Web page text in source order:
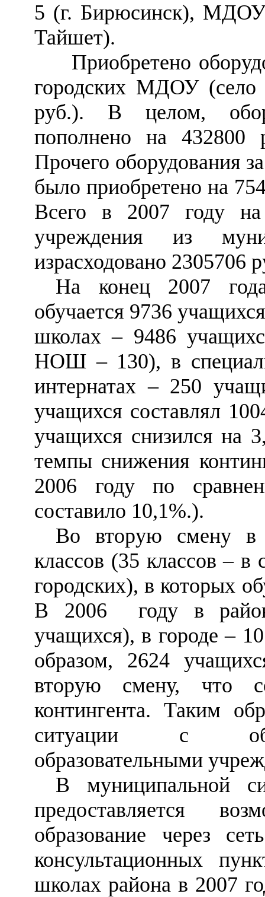
5 (г. Бирюсинск),
Тайшет).
Приобретено
городских МДОУ
руб.). В целом,
пополнено на
Прочего оборудования
было приобретено на
Всего в 2007 году на
учреждения из
израсходовано 2305706
На конец 2007
обучается 9736
школах–9486
НОШ–130), в
интернатах–250
учащихся составлял
учащихся снизился на
темпы снижения
2006 году по
составило 10,1%.).
Во вторую смену в
классов (35 классов–в
городских), в которых
В 2006 году в
учащихся), в городе–
образом, 2624
вторую смену, что
контингента. Таким
ситуации с
образовательными
В муниципальной
предоставляется
образование через
консультационных
школах района в 2007